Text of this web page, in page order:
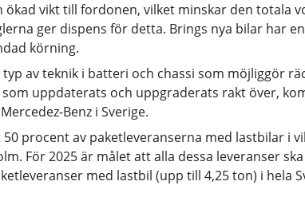
ökad vikt till fordonen, vilket minskar den totala
ger dispens för detta. Brings nya bilar har
körning.
av teknik i batteri och chassi som möjliggör
uppdaterats och uppgraderats rakt över,
Benz i Sverige.
procent av paketleveranserna med lastbilar i
För 2025 är målet att alla dessa leveranser
med lastbil (upp till 4,25 ton) i hela